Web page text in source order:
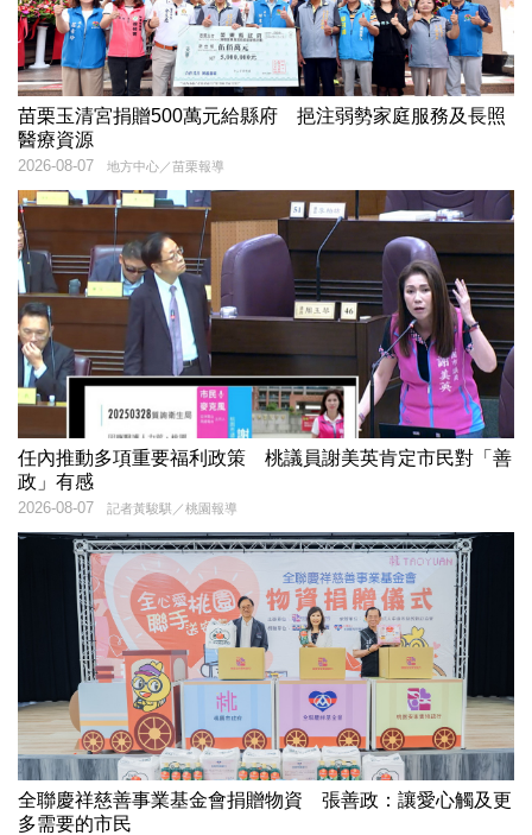
苗栗玉清宮捐贈500萬元給縣府 挹注弱勢家庭服務及長照
醫療資源
地方中心／苗栗報導
2026-08-07
任內推動多項重要福利政策 桃議員謝美英肯定市民對「善
政」有感
記者黃駿騏／桃園報導
2026-08-07
全聯慶祥慈善事業基金會捐贈物資 張善政：讓愛心觸及更
多需要的市民